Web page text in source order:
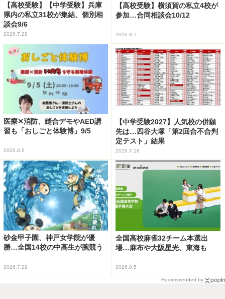
【高校受験】【中学受験】兵庫
県内の私立31校が集結、個別相
談会9/6
2026.7.28
【高校受験】横須賀の私立4校が
参加…合同相談会10/12
2026.8.5
医療✕消防、縫合デモやAED講
習も「おしごと体験博」9/5
2026.8.6
【中学受験2027】人気校の併願
先は…四谷大塚「第2回合不合判
定テスト」結果
2026.7.16
砂金甲子園、神戸女学院が優
勝…全国14校の中高生が腕競う
2026.7.29
全国高校麻雀32チーム本選出
場…麻布や大阪星光、東海も
2026.8.5
Recommended by